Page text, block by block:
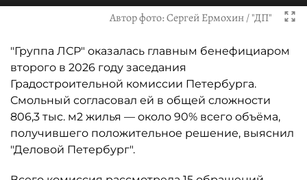
Автор фото:Сергей Ермохин / "ДП"
"Группа ЛСР" оказалась главным бенефициаром
второго в 2026 году заседания
Градостроительной комиссии Петербурга.
Смольный согласовал ей в общей сложности
806,3 тыс. м2 жилья — около 90% всего объёма,
получившего положительное решение, выяснил
"Деловой Петербург".